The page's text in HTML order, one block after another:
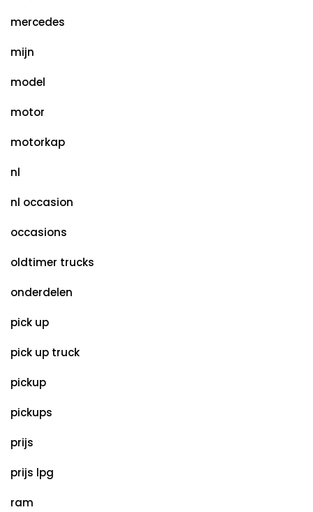
mercedes
mijn
model
motor
motorkap
nl
nl occasion
occasions
oldtimer trucks
onderdelen
pick up
pick up truck
pickup
pickups
prijs
prijs lpg
ram